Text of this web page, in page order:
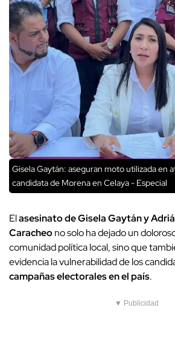
Gisela Gaytán: aseguran moto utilizada en
candidata de Morena en Celaya - Especial
Elasesinato de Gisela Gaytán y
Caracheono solo ha dejado un
comunidad política local, sino que
evidencia la vulnerabilidad de los
campañas electorales en el país.
▼ Publicidad